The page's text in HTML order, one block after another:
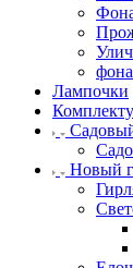
Лампочки
Новый